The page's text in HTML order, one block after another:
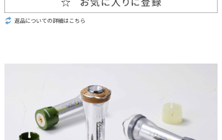
返品についての詳細はこちら